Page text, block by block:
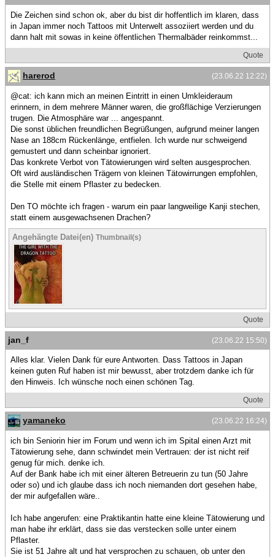
Die Zeichen sind schon ok, aber du bist dir hoffentlich im klaren, dass
in Japan immer noch Tattoos mit Unterwelt assoziiert werden und du
dann halt mit sowas in keine öffentlichen Thermalbäder reinkommst...
Quote
(23.06.22 12:22)
harerod
@cat: ich kann mich an meinen Eintritt in einen Umkleideraum
erinnern, in dem mehrere Männer waren, die großflächige Verzierungen
trugen. Die Atmosphäre war ... angespannt.
Die sonst üblichen freundlichen Begrüßungen, aufgrund meiner langen
Nase an 188cm Rückenlänge, entfielen. Ich wurde nur schweigend
gemustert und dann scheinbar ignoriert.
Das konkrete Verbot von Tätowierungen wird selten ausgesprochen.
Oft wird ausländischen Trägern von kleinen Tätowirrungen empfohlen,
die Stelle mit einem Pflaster zu bedecken.
Den TO möchte ich fragen - warum ein paar langweilige Kanji stechen,
statt einem ausgewachsenen Drachen?
Angehängte Datei(en) Thumbnail(s)
Quote
(23.06.22 15:50)
jan_f
Alles klar. Vielen Dank für eure Antworten. Dass Tattoos in Japan
keinen guten Ruf haben ist mir bewusst, aber trotzdem danke ich für
den Hinweis. Ich wünsche noch einen schönen Tag.
Quote
(23.06.22 16:24)
yamaneko
ich bin Seniorin hier im Forum und wenn ich im Spital einen Arzt mit
Tätowierung sehe, dann schwindet mein Vertrauen: der ist nicht reif
genug für mich. denke ich.
Auf der Bank habe ich mit einer älteren Betreuerin zu tun (50 Jahre
oder so) und ich glaube dass ich noch niemanden dort gesehen habe,
der mir aufgefallen wäre..
Ich habe angerufen: eine Praktikantin hatte eine kleine Tätowierung und
man habe ihr erklärt, dass sie das verstecken solle unter einem
Pflaster.
Sie ist 51 Jahre alt und hat versprochen zu schauen, ob unter den